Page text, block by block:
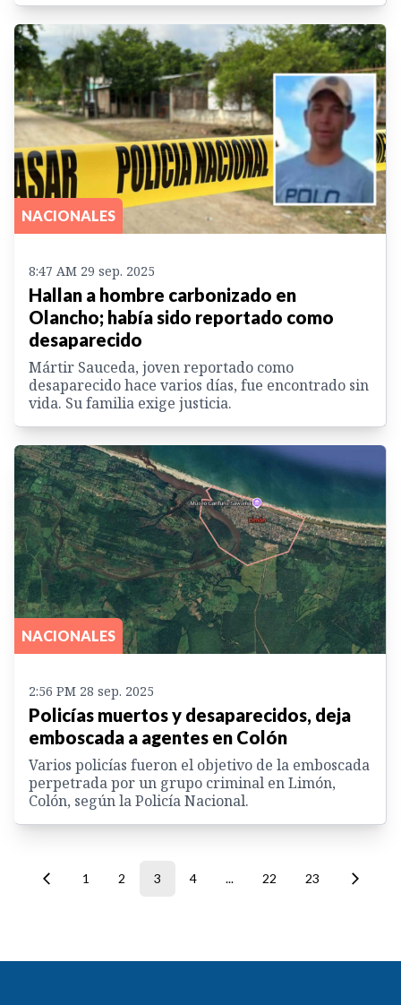
NACIONALES
8:47 AM 29 sep. 2025
Hallan a hombre carbonizado en
Olancho; había sido reportado como
desaparecido
Mártir Sauceda, joven reportado como
desaparecido hace varios días, fue encontrado sin
vida. Su familia exige justicia.
NACIONALES
2:56 PM 28 sep. 2025
Policías muertos y desaparecidos, deja
emboscada a agentes en Colón
Varios policías fueron el objetivo de la emboscada
perpetrada por un grupo criminal en Limón,
Colón, según la Policía Nacional.
1 2 3 4 ... 22 23